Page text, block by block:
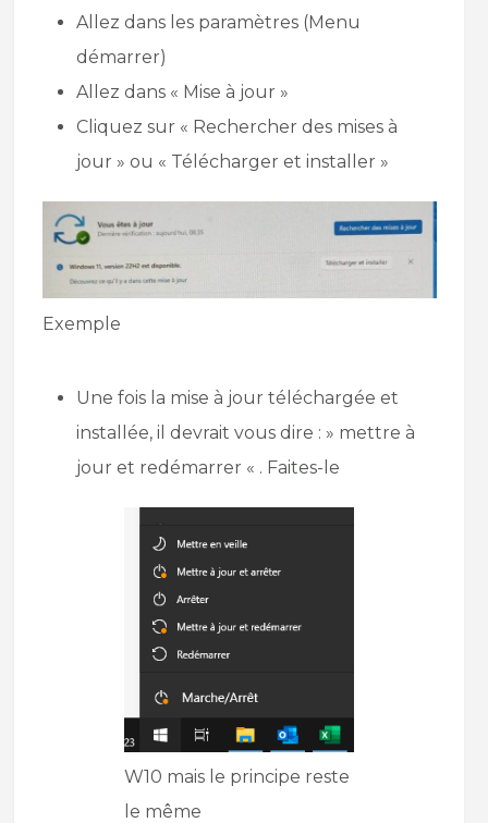
Allez dans les paramètres (Menu
démarrer)
Allez dans « Mise à jour »
Cliquez sur « Rechercher des mises à
jour » ou « Télécharger et installer »
Exemple
Une fois la mise à jour téléchargée et
installée, il devrait vous dire : » mettre à
jour et redémarrer « . Faites-le
W10 mais le principe reste
le même